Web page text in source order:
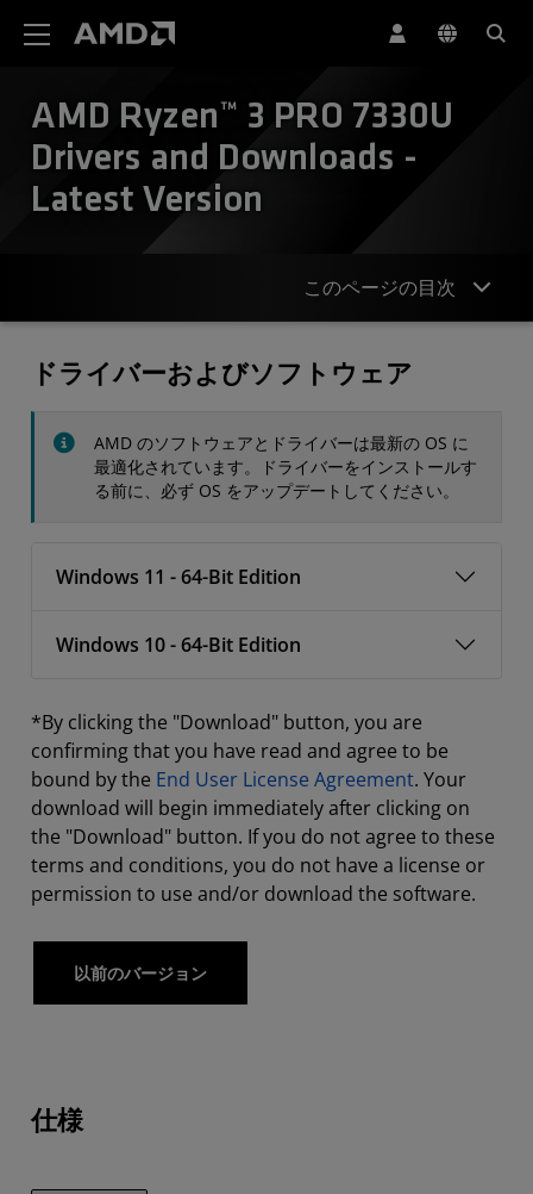
AMD Ryzen™ 3 PRO 7330U
Drivers and Downloads -
Latest Version
このページの目次
ドライバー
お問合せ
ドライバーおよびソフトウェア
AMD のソフトウェアとドライバーは最新の OS に
最適化されています。ドライバーをインストールす
る前に、必ず OS をアップデートしてください。
Windows 11 - 64-Bit Edition
Windows 10 - 64-Bit Edition
*By clicking the "Download" button, you are
confirming that you have read and agree to be
bound by the End User License Agreement. Your
download will begin immediately after clicking on
the "Download" button. If you do not agree to these
terms and conditions, you do not have a license or
permission to use and/or download the software.
以前のバージョン
仕様